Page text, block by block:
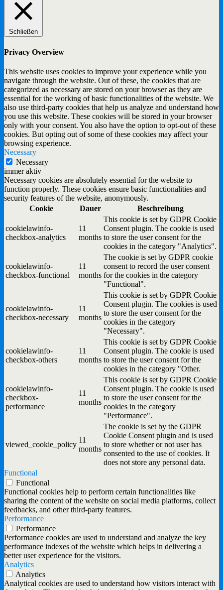
Schließen
Privacy Overview
This website uses cookies to improve your experience while you
navigate through the website. Out of these, the cookies that are
categorized as necessary are stored on your browser as they are
essential for the working of basic functionalities of the website. We
also use third-party cookies that help us analyze and understand how
you use this website. These cookies will be stored in your browser
only with your consent. You also have the option to opt-out of these
cookies. But opting out of some of these cookies may affect your
browsing experience.
Necessary
Necessary
immer aktiv
Necessary cookies are absolutely essential for the website to
function properly. These cookies ensure basic functionalities and
security features of the website, anonymously.
Cookie
Dauer Beschreibung
cookielawinfo-
checkbox-analytics
11
months
This cookie is set by GDPR Cookie
Consent plugin. The cookie is used
to store the user consent for the
cookies in the category "Analytics".
cookielawinfo-
checkbox-functional
11
months
The cookie is set by GDPR cookie
consent to record the user consent
for the cookies in the category
"Functional".
cookielawinfo-
checkbox-necessary
11
months
This cookie is set by GDPR Cookie
Consent plugin. The cookies is used
to store the user consent for the
cookies in the category
"Necessary".
cookielawinfo-
checkbox-others
11
months
This cookie is set by GDPR Cookie
Consent plugin. The cookie is used
to store the user consent for the
cookies in the category "Other.
cookielawinfo-
checkbox-
performance
11
months
This cookie is set by GDPR Cookie
Consent plugin. The cookie is used
to store the user consent for the
cookies in the category
"Performance".
viewed_cookie_policy
11
months
The cookie is set by the GDPR
Cookie Consent plugin and is used
to store whether or not user has
consented to the use of cookies. It
does not store any personal data.
Functional
Functional
Functional cookies help to perform certain functionalities like
sharing the content of the website on social media platforms, collect
feedbacks, and other third-party features.
Performance
Performance
Performance cookies are used to understand and analyze the key
performance indexes of the website which helps in delivering a
better user experience for the visitors.
Analytics
Analytics
Analytical cookies are used to understand how visitors interact with